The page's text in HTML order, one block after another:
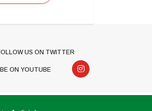
US ON TWITTER
ON YOUTUBE